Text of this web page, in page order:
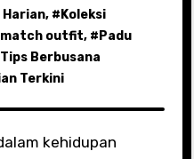
Harian, # Koleksi
match outfit, # Padu
Tips Berbusana
Terkini